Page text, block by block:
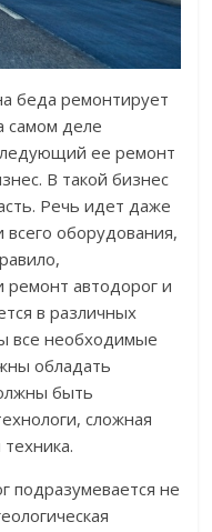
беда ремонтирует
самом деле
ее ремонт
В такой бизнес
Речь идет даже
оборудования,
ремонт автодорог и
в различных
все необходимые
обладать
быть
сложная
подразумевается не